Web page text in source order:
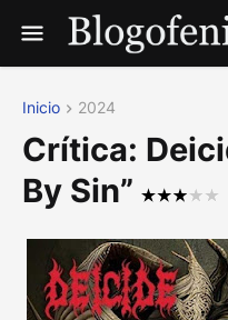
Inicio 2024
Crítica:
By Sin”